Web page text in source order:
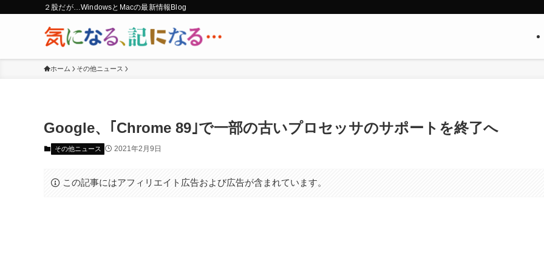
２股だが…WindowsとMacの最新情報Blog
ホーム その他ニュース
Google、｢Chrome 89｣で一部の古いプロセッサのサポートを終了へ
その他ニュース 2021年2月9日
この記事にはアフィリエイト広告および広告が含まれています。